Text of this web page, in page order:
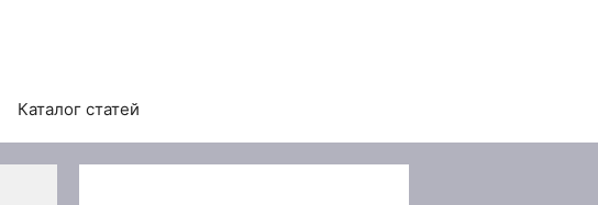
Каталог статей